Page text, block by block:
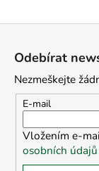
Odebírat
Nezmeškejte
E-mail
Vložením e-
osobních údajů